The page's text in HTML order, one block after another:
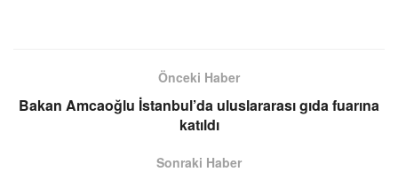
Önceki Haber
Bakan Amcaoğlu İstanbul’da uluslararası gıda fuarına
katıldı
Sonraki Haber